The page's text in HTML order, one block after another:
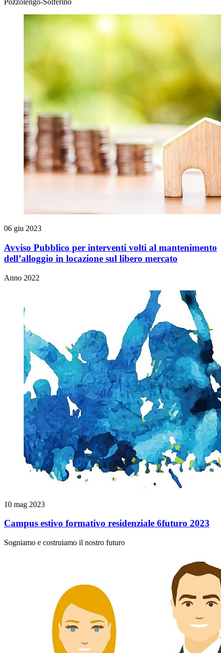
Pozzolengo-Solferino
06 giu 2023
Avviso Pubblico per interventi volti al mantenimento
dell’alloggio in locazione sul libero mercato
Anno 2022
10 mag 2023
Campus estivo formativo residenziale 6futuro 2023
Sogniamo e costruiamo il nostro futuro